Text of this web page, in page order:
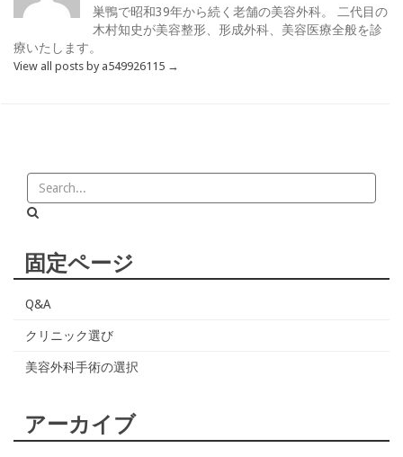
巣鴨で昭和39年から続く老舗の美容外科。 二代目の
木村知史が美容整形、形成外科、美容医療全般を診
療いたします。
View all posts by a549926115 →
固定ページ
Q&A
クリニック選び
美容外科手術の選択
アーカイブ